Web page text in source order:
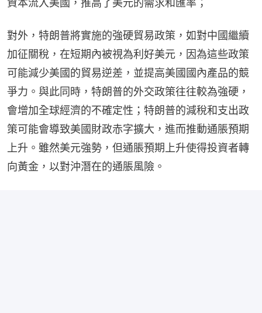
對外，特朗普將實施的強硬貿易政策，如對中國繼續
加征關稅，在短期內被視為利好美元，因為這些政策
可能減少美國的貿易逆差，並提高美國國內產品的競
爭力。與此同時，特朗普的外交政策往往較為強硬，
會增加全球經濟的不確定性；特朗普的減稅和支出政
策可能會導致美國財政赤字擴大，進而推動通脹預期
上升。雖然美元強勢，但通脹預期上升使得投資者轉
向黃金，以對沖潛在的通脹風險。